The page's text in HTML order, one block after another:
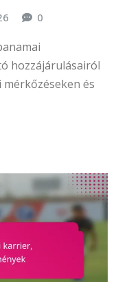
0
hozzájárulásairól
és